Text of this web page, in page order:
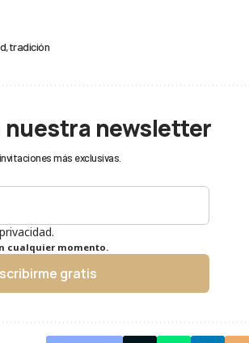
tradición
nuestra newsletter
más exclusivas.
cualquier momento.
gratis